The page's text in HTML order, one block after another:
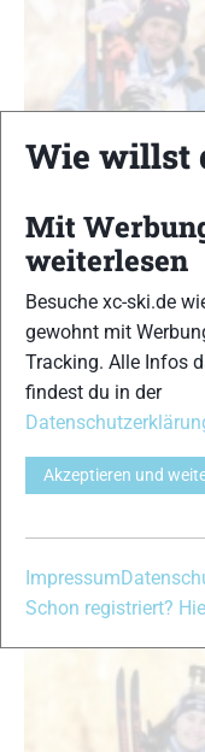
Biathlon WM
Weltmeister im
Biathlon | Biathlon-WM
Ilka Schweikl
Der Franzose Eric
Italiener Tommaso
Bronzerang und bester
Wie willst
Mit
weiterlesen
Besuche xc-ski.de
gewohnt mit
Tracking. Alle Infos
findest du in der
Akzeptieren und
Impressum
Schon registriert?